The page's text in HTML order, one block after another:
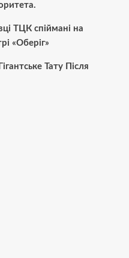
ТЦК спіймані на
«Оберіг»
Тату Після